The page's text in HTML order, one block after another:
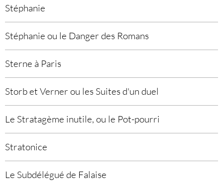
Stéphanie
Stéphanie ou le Danger des Romans
Sterne à Paris
Storb et Verner ou les Suites d'un duel
Le Stratagème inutile, ou le Pot-pourri
Stratonice
Le Subdélégué de Falaise